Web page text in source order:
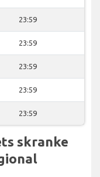
23:59
23:59
23:59
23:59
23:59
skranke